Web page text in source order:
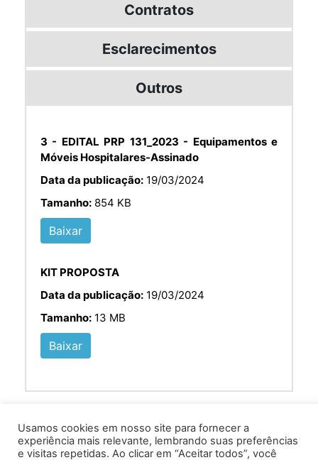
Contratos
Esclarecimentos
Outros
3 - EDITAL PRP 131_2023 - Equipamentos e
Móveis Hospitalares-Assinado
Data da publicação: 19/03/2024
Tamanho: 854 KB
Baixar
KIT PROPOSTA
Data da publicação: 19/03/2024
Tamanho: 13 MB
Baixar
Usamos cookies em nosso site para fornecer a
experiência mais relevante, lembrando suas preferências
e visitas repetidas. Ao clicar em “Aceitar todos”, você